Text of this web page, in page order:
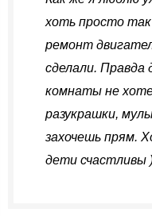
хоть просто так
ремонт
сделали. Правда
комнаты не
разукрашки,
захочешь прям.
дети счастливы